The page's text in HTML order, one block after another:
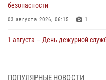
безопасности
03 августа 2026, 06:15 1
1 августа – День дежурной
ПОПУЛЯРНЫЕ НОВОСТИ